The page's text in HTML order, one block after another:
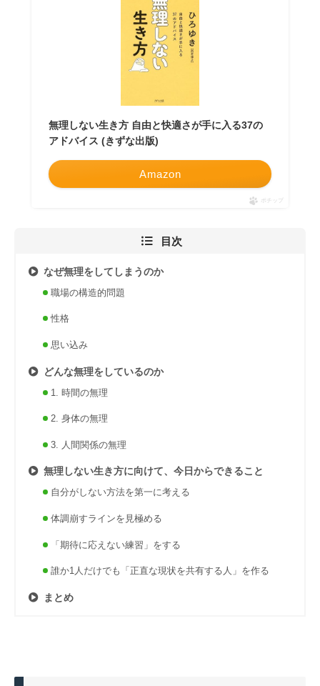
無理しない生き方 自由と快適さが手に入る37の
アドバイス (きずな出版)
Amazon
ポチップ
目次
なぜ無理をしてしまうのか
職場の構造的問題
性格
思い込み
どんな無理をしているのか
1. 時間の無理
2. 身体の無理
3. 人間関係の無理
無理しない生き方に向けて、今日からできること
自分がしない方法を第一に考える
体調崩すラインを見極める
「期待に応えない練習」をする
誰か1人だけでも「正直な現状を共有する人」を作る
まとめ